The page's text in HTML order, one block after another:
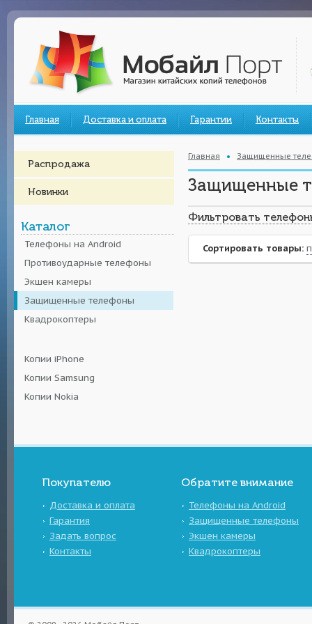
Главная Доставка и оплата Гарантии Контакты
Распродажа
Новинки
Каталог
Телефоны на Android
Противоударные телефоны
Экшен камеры
Защищенные телефоны
Квадрокоптеры
Копии iPhone
Копии Samsung
Копии Nokia
Главная Защищенные
Защищенные
Фильтровать
Сортировать товары:
Покупателю
Доставка и оплата
Гарантия
Задать вопрос
Контакты
Обратите внимание
Телефоны на Android
Защищенные телефоны
Экшен камеры
Квадрокоптеры